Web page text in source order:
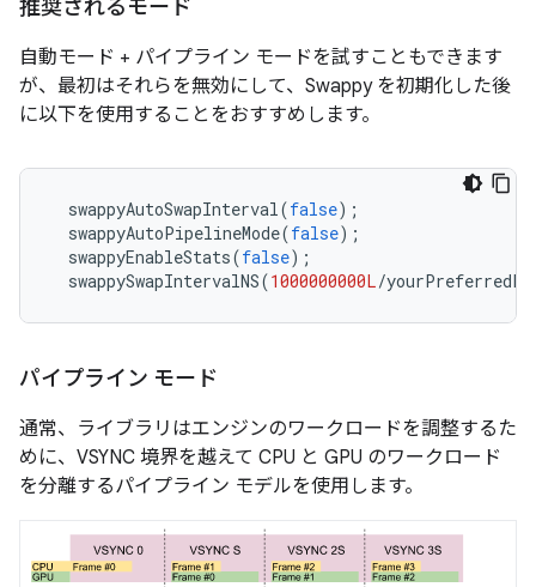
推奨されるモード
自動モード + パイプライン モードを試すこともできます
が、最初はそれらを無効にして、Swappy を初期化した後
に以下を使用することをおすすめします。
swappyAutoSwapInterval(false);
swappyAutoPipelineMode(false);
swappyEnableStats(false);
swappySwapIntervalNS(1000000000L/
パイプライン モード
通常、ライブラリはエンジンのワークロードを調整するた
めに、VSYNC 境界を越えて CPU と GPU のワークロード
を分離するパイプライン モデルを使用します。